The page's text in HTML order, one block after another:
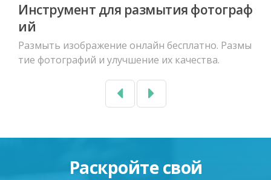
Инструмент для размытия фотограф
ий
Размыть изображение онлайн бесплатно. Размы
тие фотографий и улучшение их качества.
PreviousNext
Раскройте свой